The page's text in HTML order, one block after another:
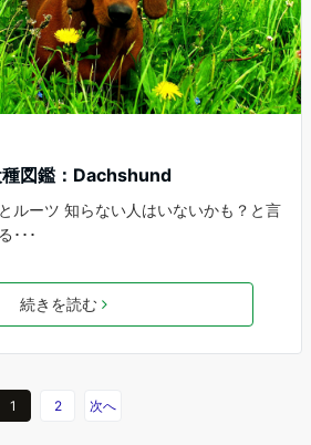
図鑑：Dachshund
ルーツ 知らない人はいないかも？と言
･･･
続きを読む
1 2 次へ